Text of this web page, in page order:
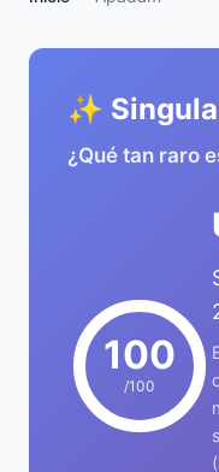
✨
¿Qué tan raro
100
/100